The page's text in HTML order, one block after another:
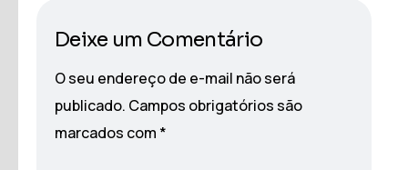
Deixe um Comentário
O seu endereço de e-mail não será
publicado. Campos obrigatórios são
marcados com *